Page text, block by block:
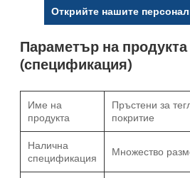
Открийте нашите
Параметър на продукта
(спецификация)
Име на
продукта
Пръстени за
покритие
Налична
спецификация
Множество